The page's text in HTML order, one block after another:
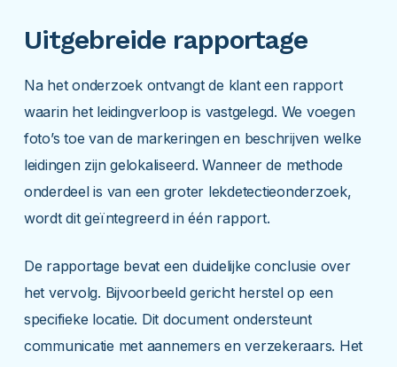
Uitgebreide rapportage
Na het onderzoek ontvangt de klant een rapport
waarin het leidingverloop is vastgelegd. We voegen
foto’s toe van de markeringen en beschrijven welke
leidingen zijn gelokaliseerd. Wanneer de methode
onderdeel is van een groter lekdetectieonderzoek,
wordt dit geïntegreerd in één rapport.
De rapportage bevat een duidelijke conclusie over
het vervolg. Bijvoorbeeld gericht herstel op een
specifieke locatie. Dit document ondersteunt
communicatie met aannemers en verzekeraars. Het